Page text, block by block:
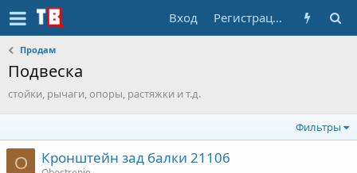
Вход Регистрация
Продам
Подвеска
стойки, рычаги, опоры, растяжки и т.д.
Фильтры
O Кронштейн зад балки 21106